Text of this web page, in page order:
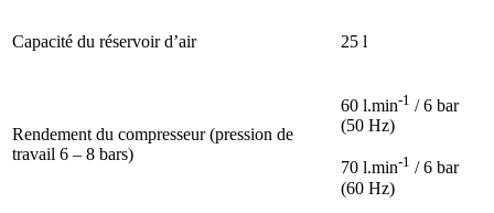
Capacité du réservoir d’air 25 l
Rendement du compresseur (pression de
travail 6 – 8 bars)
60 l.min-1 / 6 bar
(50 Hz)
70 l.min-1 / 6 bar
(60 Hz)